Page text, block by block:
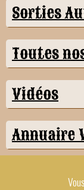
Sorties
Toutes
Vidéos
Annuaire